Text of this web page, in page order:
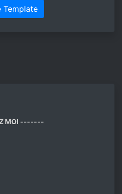
Template
MOI -------